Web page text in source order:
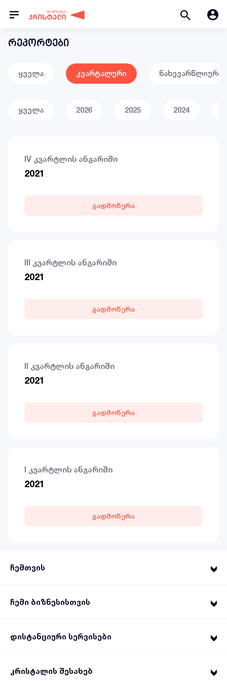
რეპორტები
ყველა კვარტალური ნახევარწლიური
ყველა 2026 2025 2024
IV კვარტლის ანგარიში
2021
გადმოწერა
III კვარტლის ანგარიში
2021
გადმოწერა
II კვარტლის ანგარიში
2021
გადმოწერა
I კვარტლის ანგარიში
2021
გადმოწერა
ჩემთვის
ჩემი ბიზნესისთვის
დისტანციური სერვისები
კრისტალის შესახებ